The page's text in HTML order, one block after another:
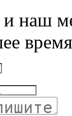
наш
время